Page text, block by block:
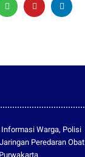
Informasi Warga, Polisi
Peredaran Obat